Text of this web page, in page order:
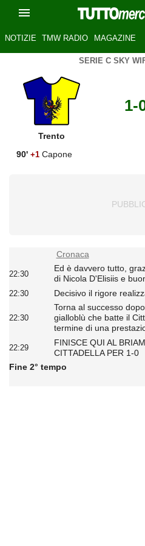
NOTIZIE TMW RADIO MAGAZINE
SERIE C SKY
Trento
1-
90' +1 Capone
Cronaca
22:30
Ed è davvero tutto,
di Nicola D'Elisiis e
22:30 Decisivo il rigore
22:30
Torna al successo
gialloblù che batte il
termine di una
22:29
FINISCE QUI AL
CITTADELLA PER 1-0
Fine 2° tempo